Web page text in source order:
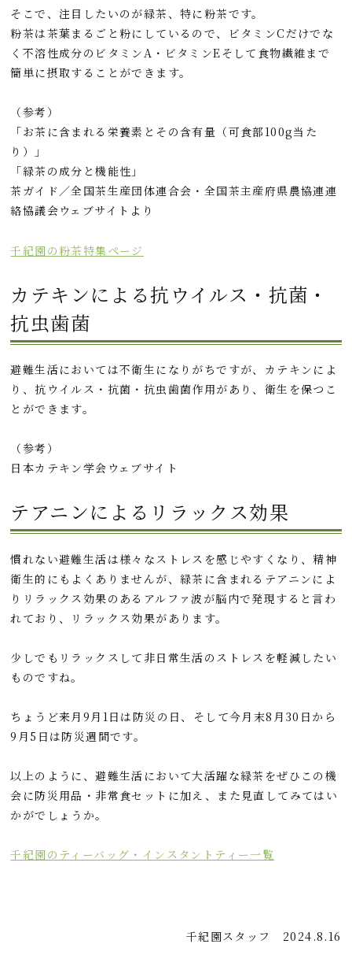
そこで、注目したいのが緑茶、特に粉茶です。
粉茶は茶葉まるごと粉にしているので、ビタミンCだけでな
く不溶性成分のビタミンA・ビタミンEそして食物繊維まで
簡単に摂取することができます。
（参考）
「お茶に含まれる栄養素とその含有量（可食部100g当た
り）」
「緑茶の成分と機能性」
茶ガイド／全国茶生産団体連合会・全国茶主産府県農協連連
絡協議会ウェブサイトより
千紀園の 粉茶特集ページ
カテキンによる抗ウイルス・抗菌・
抗虫歯菌
避難生活においては不衛生になりがちですが、カテキンによ
り、抗ウイルス・抗菌・抗虫歯菌作用があり、衛生を保つこ
とができます。
（参考）
日本カテキン学会ウェブサイト
テアニンによるリラックス効果
慣れない避難生活は様々なストレスを感じやすくなり、精神
衛生的にもよくありませんが、緑茶に含まれるテアニンによ
りリラックス効果のあるアルファ波が脳内で発現すると言わ
れており、リラックス効果があります。
少しでもリラックスして非日常生活のストレスを軽減したい
ものですね。
ちょうど来月9月1日は防災の日、そして今月末8月30日から
9月5日は防災週間です。
以上のように、避難生活において大活躍な緑茶をぜひこの機
会に防災用品・非常食セットに加え、また見直してみてはい
かがでしょうか。
千紀園のティーバッグ・インスタントティー一覧
千紀園スタッフ 2024.8.16